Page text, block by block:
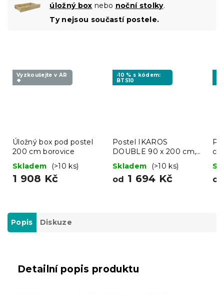
úložný box nebo noční stolky.
Ty nejsou součastí postele.
Vyzkoušejte v AR
❖
Úložný box pod postel
200 cm borovice
Skladem
(>10 ks)
1 908 Kč
-10 % s kódem:
BTS10
Postel IKAROS
DOUBLE 90 x 200 cm,
bílá/dub sonoma
Skladem (>10 ks)
od 1 694 Kč od
Popis Diskuze
Detailní popis produktu